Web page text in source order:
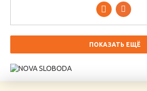
ПОКАЗАТЬ ЕЩЁ